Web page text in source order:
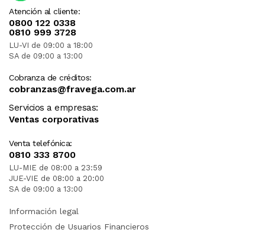
Atención al cliente:
0800 122 0338
0810 999 3728
LU-VI de 09:00 a 18:00
SA de 09:00 a 13:00
Cobranza de créditos:
cobranzas@fravega.com.ar
Servicios a empresas:
Ventas corporativas
Venta telefónica:
0810 333 8700
LU-MIE de 08:00 a 23:59
JUE-VIE de 08:00 a 20:00
SA de 09:00 a 13:00
Información legal
Protección de Usuarios Financieros